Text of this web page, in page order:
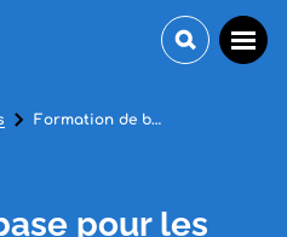
pour les
Formation de base pour les bâtiments exploités dans les eaux polaires